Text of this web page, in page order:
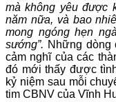
mà không yêu được
năm nữa, và bao
mong ngóng hẹn
sướng”. Những dòng
cảm nghĩ của các
đó mới thấy được
kỷ niệm sau mỗi
tim CBNV của Vĩnh